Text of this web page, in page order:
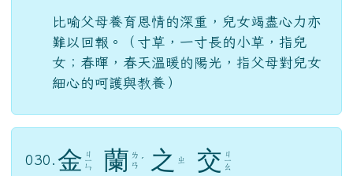
比喻父母養育恩情的深重，兒女竭盡心力亦
難以回報。（寸草，一寸長的小草，指兒
女；春暉，春天溫暖的陽光，指父母對兒女
細心的呵護與教養）
030. 金 ㄐ
ㄧ
ㄣ 蘭 ㄌ
ㄢ ˊ 之 ㄓ 交 ㄐ
ㄧ
ㄠ